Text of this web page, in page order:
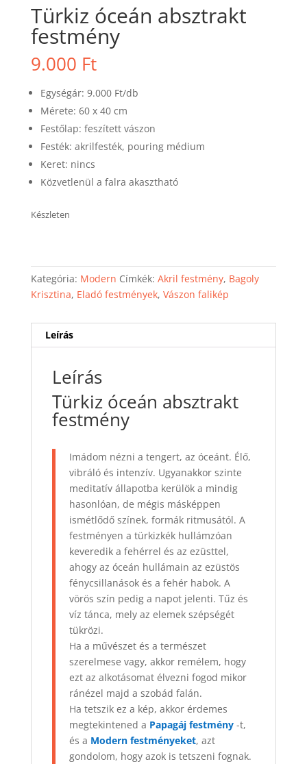
Türkiz óceán absztrakt
festmény
9.000 Ft
Egységár: 9.000 Ft/db
Mérete: 60 x 40 cm
Festőlap: feszített vászon
Festék: akrilfesték, pouring médium
Keret: nincs
Közvetlenül a falra akasztható
Készleten
Kategória: Modern Címkék: Akril festmény, Bagoly
Krisztina, Eladó festmények, Vászon falikép
Leírás
Leírás
Türkiz óceán absztrakt
festmény
Imádom nézni a tengert, az óceánt. Élő,
vibráló és intenzív. Ugyanakkor szinte
meditatív állapotba kerülök a mindig
hasonlóan, de mégis másképpen
ismétlődő színek, formák ritmusától. A
festményen a türkizkék hullámzóan
keveredik a fehérrel és az ezüsttel,
ahogy az óceán hullámain az ezüstös
fénycsillanások és a fehér habok. A
vörös szín pedig a napot jelenti. Tűz és
víz tánca, mely az elemek szépségét
tükrözi.
Ha a művészet és a természet
szerelmese vagy, akkor remélem, hogy
ezt az alkotásomat élvezni fogod mikor
ránézel majd a szobád falán.
Ha tetszik ez a kép, akkor érdemes
megtekintened a Papagáj festmény-t,
és a Modern festményeket, azt
gondolom, hogy azok is tetszeni fognak.